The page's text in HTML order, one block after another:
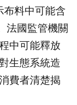
布料中可能含
法國監管機關
中可能釋放
生態系統造
費者清楚揭